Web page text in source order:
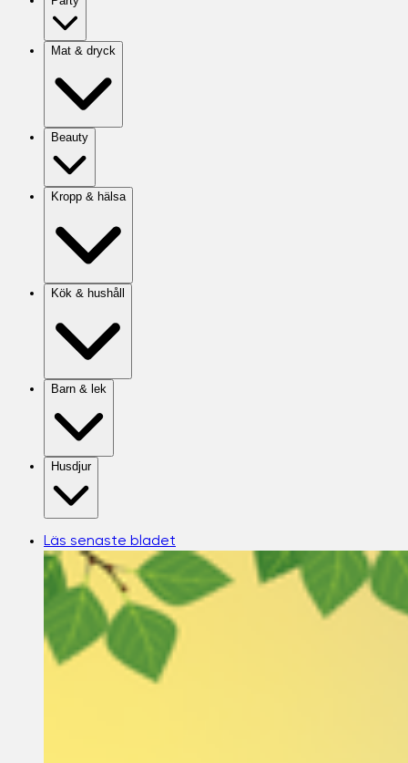
Mat & dryck
Beauty
Kropp & hälsa
Kök & hushåll
Barn & lek
Husdjur
Läs senaste bladet